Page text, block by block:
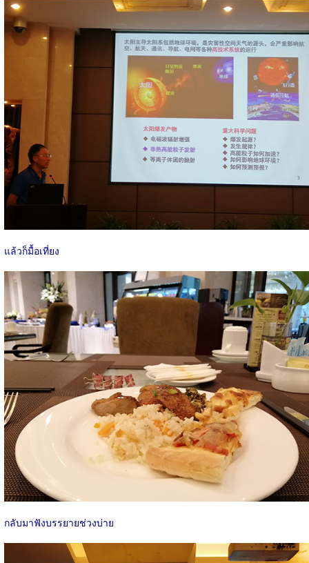
แล้วก็มื้อเที่ยง
กลับมาฟังบรรยายช่วงบ่าย